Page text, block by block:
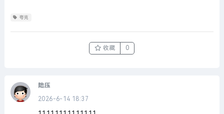
夸克
收藏 0
陆压
2026-6-14 18:37